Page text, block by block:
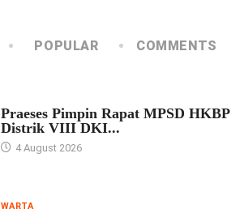
POPULAR COMMENTS
Praeses Pimpin Rapat MPSD HKBP
Distrik VIII DKI...
4 August 2026
WARTA